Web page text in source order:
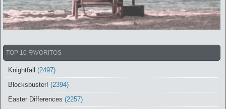
TOP 10 FAVORITOS
Knightfall
(2497)
Blocksbuster! (2394)
Easter Differences (2257)